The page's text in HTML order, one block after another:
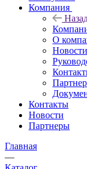
Компания
О
Новости
Контакты
Новости
Партнеры
Главная
—